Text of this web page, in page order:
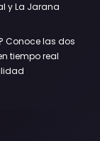
y La Jarana
Conoce las dos
tiempo real